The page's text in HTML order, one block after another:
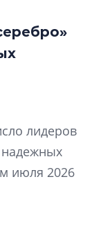
лидеров
июля 2026